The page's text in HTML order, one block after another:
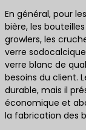
En général, pour
bière, les
growlers, les
verre
verre blanc de
besoins du client.
durable, mais il
économique et
la fabrication des